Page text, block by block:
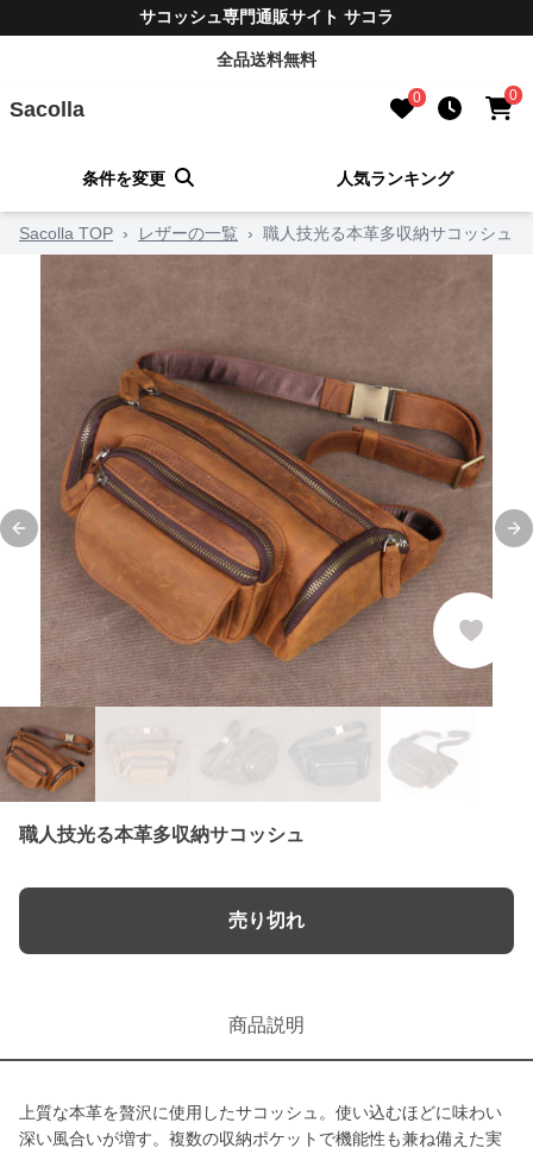
サコッシュ専門通販サイト サコラ
全品送料無料
Sacolla 0 0
条件を変更 人気ランキング
Sacolla TOP › レザーの一覧 › 職人技光る本革多収納サコッシュ
Previous slide
職人技光る本革多収納サコッシュ
売り切れ
商品説明
上質な本革を贅沢に使用したサコッシュ。使い込むほどに味わい
深い風合いが増す。複数の収納ポケットで機能性も兼ね備えた実